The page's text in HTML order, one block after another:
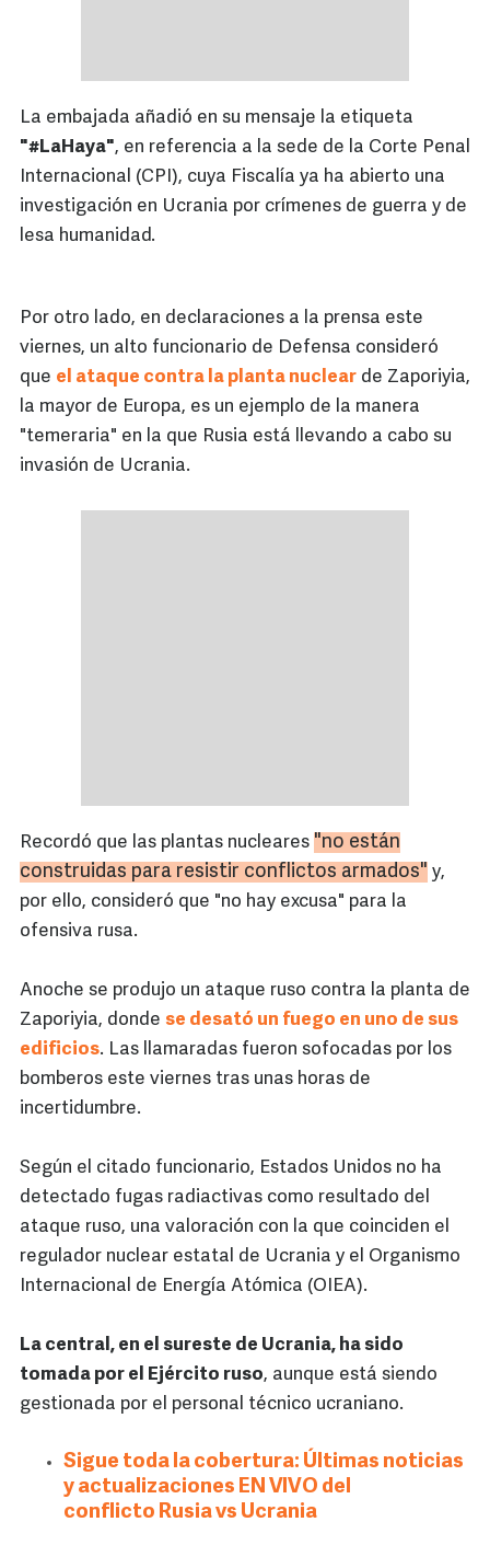
La embajada añadió en su mensaje la etiqueta
"#LaHaya", en referencia a la sede de la Corte Penal
Internacional (CPI), cuya Fiscalía ya ha abierto una
investigación en Ucrania por crímenes de guerra y de
lesa humanidad.
Por otro lado, en declaraciones a la prensa este
viernes, un alto funcionario de Defensa consideró
que el ataque contra la planta nuclear de Zaporiyia,
la mayor de Europa, es un ejemplo de la manera
"temeraria" en la que Rusia está llevando a cabo su
invasión de Ucrania.
Recordó que las plantas nucleares "no están
construidas para resistir conflictos armados" y,
por ello, consideró que "no hay excusa" para la
ofensiva rusa.
Anoche se produjo un ataque ruso contra la planta de
Zaporiyia, donde se desató un fuego en uno de sus
edificios. Las llamaradas fueron sofocadas por los
bomberos este viernes tras unas horas de
incertidumbre.
Según el citado funcionario, Estados Unidos no ha
detectado fugas radiactivas como resultado del
ataque ruso, una valoración con la que coinciden el
regulador nuclear estatal de Ucrania y el Organismo
Internacional de Energía Atómica (OIEA).
La central, en el sureste de Ucrania, ha sido
tomada por el Ejército ruso, aunque está siendo
gestionada por el personal técnico ucraniano.
Sigue toda la cobertura: Últimas noticias
y actualizaciones EN VIVO del
conflicto Rusia vs Ucrania